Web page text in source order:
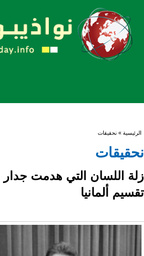
أنت هنا
الرئيسية » نحقيقات
نحقيقات
زلة اللسان التي هدمت جدار
تقسيم ألمانيا